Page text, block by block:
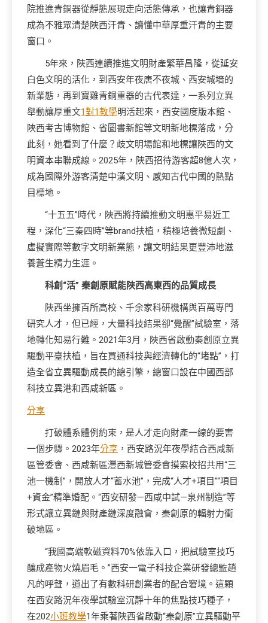
院推進青銅器從靜態展現走向活態傳承，也讓青銅器
成為不雅眾清楚陜西汗青、讀懂中華厚重汗青的主要
窗口。
5年來，陜西連續推進文明財產繁華昌隆，從延安
白色文明的活化，到西安年夜唐不夜城、西安城墻的
新業態，再到寶雞青銅重器的古代表達，一系列立異
舉動讓厚重文1對1教學明活起來，西安國度版本館、
陜西考古博物館、省圖書新館等文明新地標落成，分
此刻，她看到了什麼？歧文明場館和地標讓陜西的文
明資本串聯成線。2025年，陜西招待游客超8億人次，
成為國際外游客清楚中漢文明、感知古代中國的熱點
目標地。
“十五五”時代，陜西將持續推動文明惠平易近工
程，深化“三秦四時”等brand扶植，積極培養微短劇、
虛擬實際等數字文明新業態，讓文明結果更豐沛地滋
養蒼生精力生涯。
科創“活” 秦創原賦能陜西高東西的品質成長
陜西坐擁百所高校、千余家科研機構與百萬專門
研究人才，但已經，大量科技結果卻“覺醒”試驗室，落
地轉化知易行難。2021年3月，陜西省啟動秦創原立異
驅動平臺扶植，旨在買通科技與經濟轉化的“堵點”，打
造全省立異驅動成長的總引擎，總窗口設在中國西部
科技立異港和西咸新區。
分享
打破體系體例約束，是人才走向財產一線的要害
一個步驟。2023年分享 ，西安路況年夜學結合西咸新
區管委會、西咸新區灃西新城管委會摸索校招共用“三
池一機制”，開放人才“蓄水池”，完成“人才+項目”“項目
+資金”精準婚配。“西安研發—西咸中試—泉州制造”等
形式讓立異鏈與財產鏈深度融會，秦創原的輻射力衝
破地區。
“我國高端軟磁資料70%依靠入口，把試驗室技巧
釀成產物火燒眉毛。”西安一電子科技企業研發總監趙
凡的呼聲，道出了有數科研創業者的配合窘境。這顆
在西安路況年夜學試驗室沉靜十年的焦點技巧種子，
在202小班教學1年乘著陜西省啟動“秦創原”立異驅動平